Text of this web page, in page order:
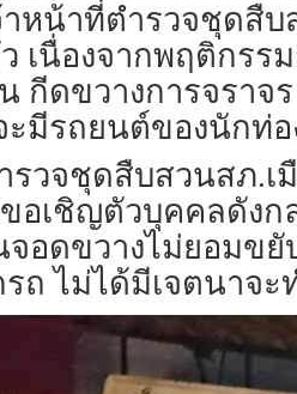
าหน้าที่ตำรวจชุดสื
เนื่องจากพฤติกร
กีดขวางการจรา
ะมีรถยนต์ของนักท่
วจชุดสืบสวนสภ.เ
อเชิญตัวบุคคลดังก
อดขวางไม่ยอมขยั
ถ ไม่ได้มีเจตนาจะ